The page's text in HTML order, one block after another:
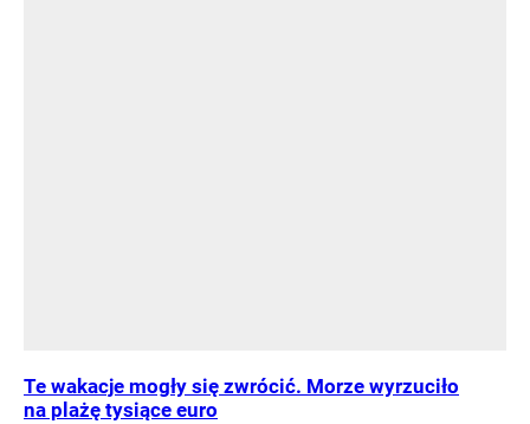
Te wakacje mogły się zwrócić. Morze wyrzuciło
na plażę tysiące euro